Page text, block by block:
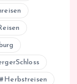
Herbstreisen